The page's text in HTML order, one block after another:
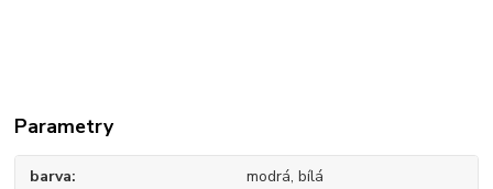
Parametry
barva modrá, bílá